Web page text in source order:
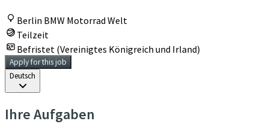
Berlin BMW Motorrad Welt
Teilzeit
Befristet (Vereinigtes Königreich und Irland)
Apply for this job
Deutsch
Ihre Aufgaben